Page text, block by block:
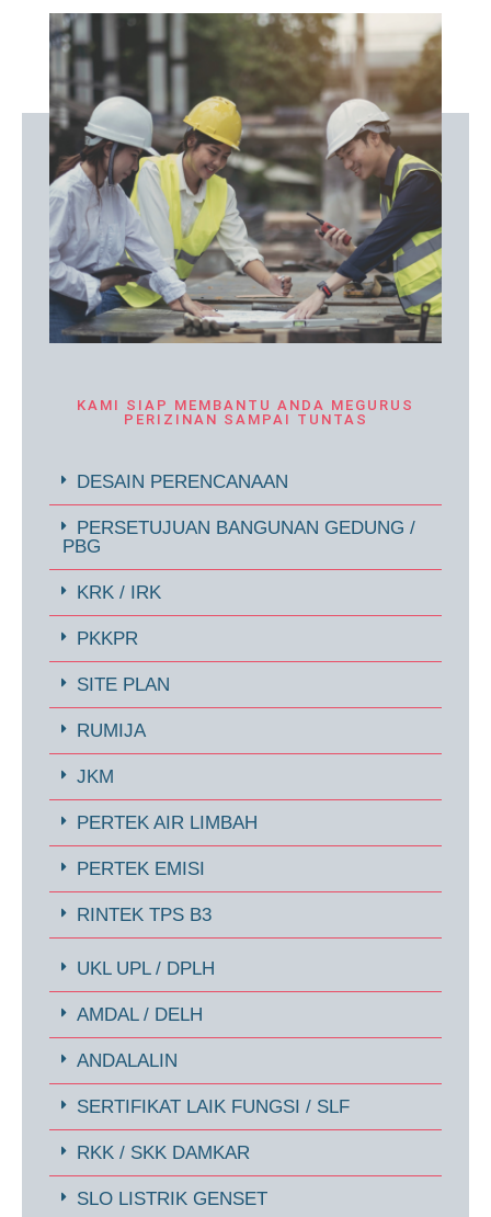
KAMI SIAP MEMBANTU ANDA MEGURUS
PERIZINAN SAMPAI TUNTAS
DESAIN PERENCANAAN
PERSETUJUAN BANGUNAN GEDUNG /
PBG
KRK / IRK
PKKPR
SITE PLAN
RUMIJA
JKM
PERTEK AIR LIMBAH
PERTEK EMISI
RINTEK TPS B3
UKL UPL / DPLH
AMDAL / DELH
ANDALALIN
SERTIFIKAT LAIK FUNGSI / SLF
RKK / SKK DAMKAR
SLO LISTRIK GENSET